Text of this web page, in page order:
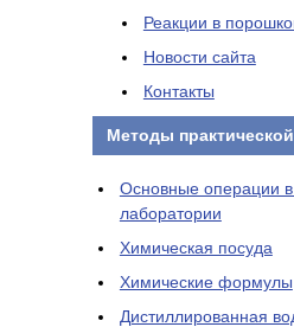
Реакции в
Новости сайта
Контакты
Методы
Основные операции в
лаборатории
Химическая посуда
Химические формулы
Дистиллированная